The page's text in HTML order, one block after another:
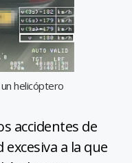
helicóptero
accidentes de
a la que